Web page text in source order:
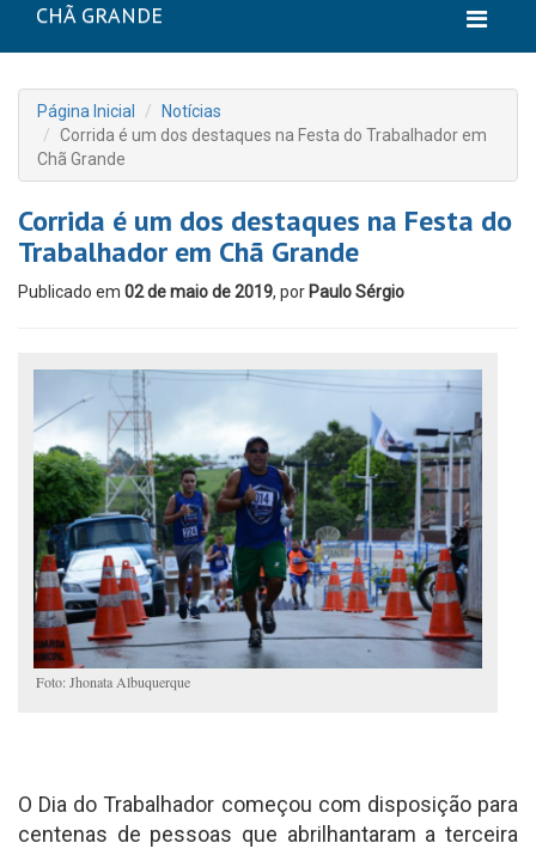
CHÃ GRANDE
Página Inicial
Notícias
Corrida é um dos destaques na Festa do Trabalhador em
Chã Grande
Corrida é um dos destaques na Festa do
Trabalhador em Chã Grande
Publicado em 02 de maio de 2019, por Paulo Sérgio
Foto: Jhonata Albuquerque
O Dia do Trabalhador começou com disposição para
centenas de pessoas que abrilhantaram a terceira